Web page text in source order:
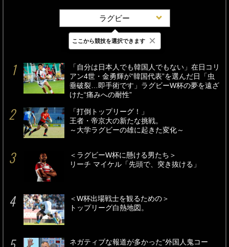
ラグビー
最新 24時間 週間
「自分は日本人でも韓国人でもない」在日コリ
アン4世・金勇輝が“韓国代表”を選んだ日「虫
垂破裂…即手術です」ラグビーW杯の夢を遠ざ
けた“痛みへの耐性”
「打倒トップリーグ！」
王者・帝京大の新たな挑戦。
～大学ラグビーの雄に起きた変化～
＜ラグビーW杯に懸ける男たち＞
リーチ マイケル「先頭で、突き抜ける」
＜W杯出場戦士を観るための＞
トップリーグ白熱地図。
ネガティブな報道が多かった“外国人鬼コー
ここから競技を選択できます ×